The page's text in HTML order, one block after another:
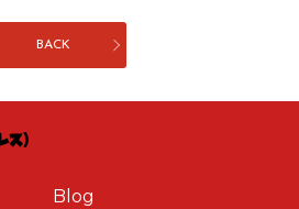
BACK
Blog